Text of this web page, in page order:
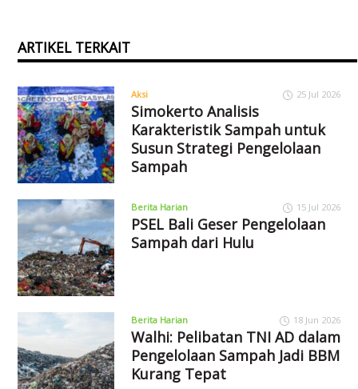
ARTIKEL TERKAIT
Aksi 25 Jul 2026
Simokerto Analisis
Karakteristik Sampah untuk
Susun Strategi Pengelolaan
Sampah
Berita Harian 15 Jul 2026
PSEL Bali Geser Pengelolaan
Sampah dari Hulu
Berita Harian 18 Jun 2026
Walhi: Pelibatan TNI AD dalam
Pengelolaan Sampah Jadi BBM
Kurang Tepat